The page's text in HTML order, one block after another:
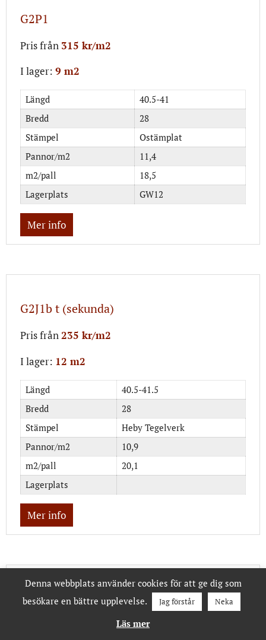
G2P1
Pris från 315 kr/m2
I lager: 9 m2
Längd
40.5-41
Bredd
28
Stämpel
Ostämplat
Pannor/m2
11,4
m2/pall
18,5
Lagerplats
GW12
Mer info
G2J1b t (sekunda)
Pris från235 kr/m2
I lager: 12 m2
Längd
40.5-41.5
Bredd
28
Stämpel
Heby Tegelverk
Pannor/m2
10,9
m2/pall
20,1
Lagerplats
Mer info
G2J1b (sekunda)
Denna webbplats använder cookies för att ge dig som
besökare en bättre upplevelse.
Jag förstår Neka
Läs mer